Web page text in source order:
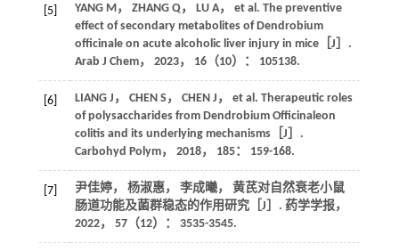
[5] YANG M， ZHANG Q， LU A， et al. The preventive
effect of secondary metabolites of Dendrobium
officinale on acute alcoholic liver injury in mice［J］.
Arab J Chem， 2023， 16（10）： 105138.
[6] LIANG J ， CHEN S ， CHEN J ， et al. Therapeutic roles
of polysaccharides from Dendrobium Officinaleon
colitis and its underlying mechanisms［J］.
Carbohyd Polym， 2018， 185： 159-168.
[7]
尹佳婷， 杨淑惠， 李成曦， 黄芪对自然衰老小鼠
肠道功能及菌群稳态的作用研究［J］. 药学学报，
2022， 57（12）： 3535-3545.